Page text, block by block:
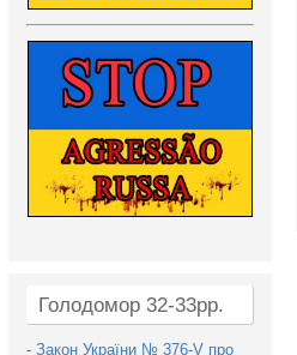
Голодомор 32-33рр.
- Закон України № 376-V про